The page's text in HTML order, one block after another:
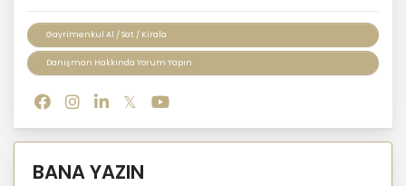
Gayrimenkul Al / Sat / Kirala
Danışman Hakkında Yorum Yapın
BANA YAZIN